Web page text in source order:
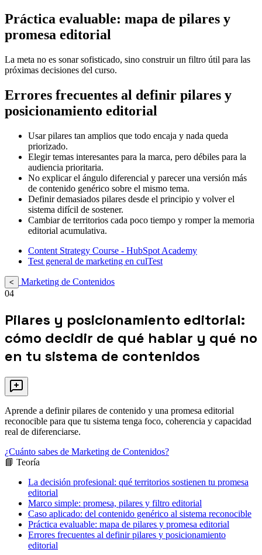
Práctica evaluable: mapa de pilares y
promesa editorial
La meta no es sonar sofisticado, sino construir un filtro útil para las
próximas decisiones del curso.
Errores frecuentes al definir pilares y
posicionamiento editorial
Usar pilares tan amplios que todo encaja y nada queda
priorizado.
Elegir temas interesantes para la marca, pero débiles para la
audiencia prioritaria.
No explicar el ángulo diferencial y parecer una versión más
de contenido genérico sobre el mismo tema.
Definir demasiados pilares desde el principio y volver el
sistema difícil de sostener.
Cambiar de territorios cada poco tiempo y romper la memoria
editorial acumulativa.
Content Strategy Course - HubSpot Academy
Test general de marketing en culTest
<
Marketing de Contenidos
04
Pilares y posicionamiento editorial:
cómo decidir de qué hablar y qué no
en tu sistema de contenidos
Aprende a definir pilares de contenido y una promesa editorial
reconocible para que tu sistema tenga foco, coherencia y capacidad
real de diferenciarse.
¿Cuánto sabes de Marketing de Contenidos?
📘 Teoría
La decisión profesional: qué territorios sostienen tu promesa
editorial
Marco simple: promesa, pilares y filtro editorial
Caso aplicado: del contenido genérico al sistema reconocible
Práctica evaluable: mapa de pilares y promesa editorial
Errores frecuentes al definir pilares y posicionamiento
editorial